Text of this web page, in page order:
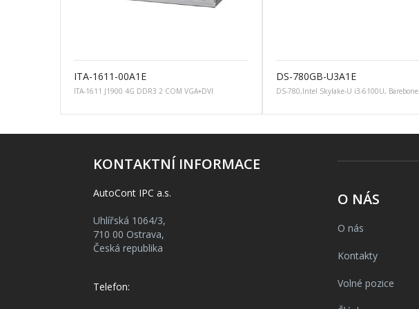
ITA-1611-00A1E
ITA-1611 J1900 4G DDR3 2 COM VGA+DVI
DS-780GB-U3A1E
DS-780,Intel Skylake-U i3-6100U, Barebone
KONTAKTNÍ INFORMACE
AutoCont IPC a.s.
Uhlířská 1064/3,
710 00 Ostrava,
Česká republika
Telefon:
O NÁS
O nás
Kontakty
Volné pozice